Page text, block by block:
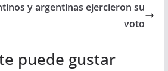
y argentinas ejercieron su
voto
puede gustar